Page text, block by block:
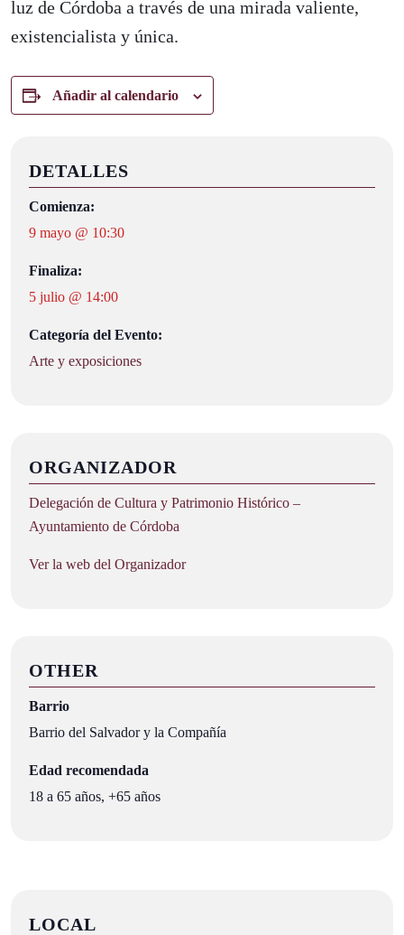
luz de Córdoba a través de una mirada valiente,
existencialista y única.
Añadir al calendario
DETALLES
Comienza:
9 mayo @ 10:30
Finaliza:
5 julio @ 14:00
Categoría del Evento:
Arte y exposiciones
ORGANIZADOR
Delegación de Cultura y Patrimonio Histórico –
Ayuntamiento de Córdoba
Ver la web del Organizador
OTHER
Barrio
Barrio del Salvador y la Compañía
Edad recomendada
18 a 65 años, +65 años
LOCAL